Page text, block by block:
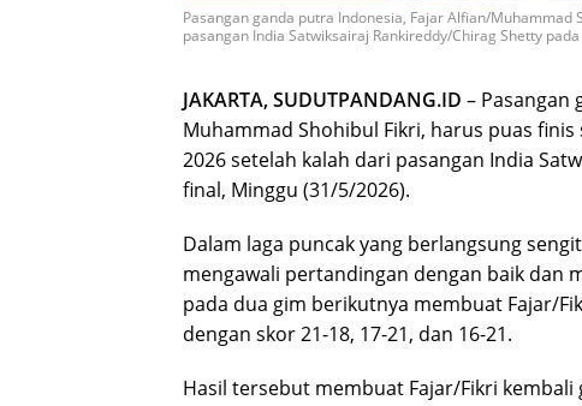
Pasangan ganda putra Indonesia, Fajar Alfian/
pasangan India Satwiksairaj Rankireddy/Chirag Shetty
JAKARTA, SUDUTPANDANG.ID – Pasangan
Muhammad Shohibul Fikri, harus puas
2026setelah kalah dari pasangan India
final, Minggu (31/5/2026).
Dalam laga puncak yang berlangsung
mengawali pertandingan dengan baik dan
pada dua gim berikutnya membuat Fajar/
dengan skor 21-18, 17-21, dan 16-21.
Hasil tersebut membuat Fajar/Fikri